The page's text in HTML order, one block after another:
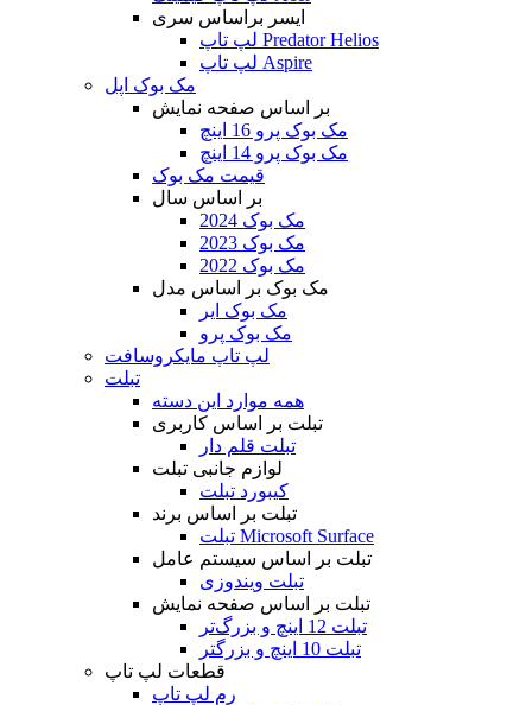
ایسر براساس سری
لپ تاپ Predator Helios
لپ تاپ Aspire
مک بوک اپل
بر اساس صفحه نمایش
مک بوک پرو 16 اینچ
مک بوک پرو 14 اینچ
قیمت مک بوک
بر اساس سال
مک بوک 2024
مک بوک 2023
مک بوک 2022
مک بوک بر اساس مدل
مک بوک ایر
مک بوک پرو
لپ تاپ مایکروسافت
تبلت
همه موارد این دسته
تبلت بر اساس کاربری
تبلت قلم دار
لوازم جانبی تبلت
کیبورد تبلت
تبلت بر اساس برند
تبلت Microsoft Surface
تبلت بر اساس سیستم عامل
تبلت ویندوزی
تبلت بر اساس صفحه نمایش
تبلت 12 اینچ و بزرگ‌تر
تبلت 10 اینچ و بزرگتر
قطعات لپ تاپ
رم لپ تاپ